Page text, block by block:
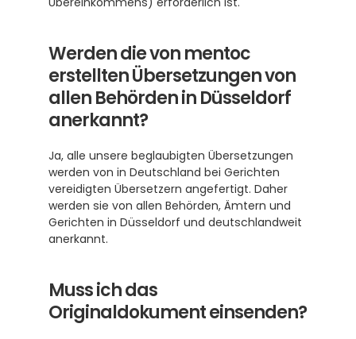
Werden die von mentoc
erstellten Übersetzungen von
allen Behörden in Düsseldorf
anerkannt?
Ja, alle unsere beglaubigten Übersetzungen
werden von in Deutschland bei Gerichten
vereidigten Übersetzern angefertigt. Daher
werden sie von allen Behörden, Ämtern und
Gerichten in Düsseldorf und deutschlandweit
anerkannt.
Muss ich das
Originaldokument einsenden?